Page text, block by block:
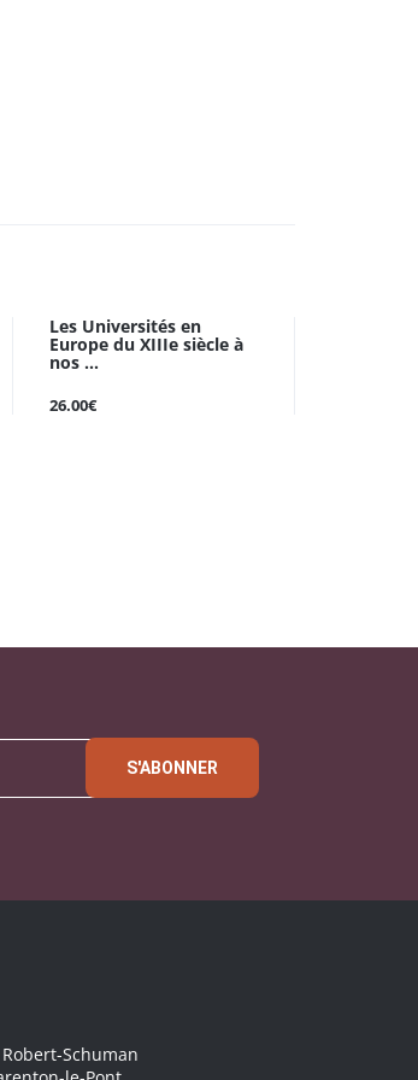
Les Universités en
Europe du XIIIe siècle à
nos ...
26.00€
S'ABONNER
Schuman